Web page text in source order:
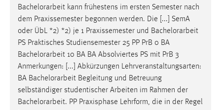
Bachelorarbeit kann frühestens im ersten Semester nach
dem Praxissemester begonnen werden. Die [...] SemA
oder ÜbL *2) *2) je 1 Praxissemester und Bachelorarbeit
PS Praktisches Studiensemester 25 PP PrB 0 BA
Bachelorarbeit 10 BA BA Absolviertes PS mit PrB 3
Anmerkungen: [...] Abkürzungen Lehrveranstaltungsarten:
BA Bachelorarbeit Begleitung und Betreuung
selbständiger studentischer Arbeiten im Rahmen der
Bachelorarbeit. PP Praxisphase Lehrform, die in der Regel
Name:
fe_user, be_user, be_lastLoginProvider
Zweck:
Dieser Cookie ist notwendig um sich an der Website
einloggen zu können.
Cookie Laufzeit:
24 Stunden